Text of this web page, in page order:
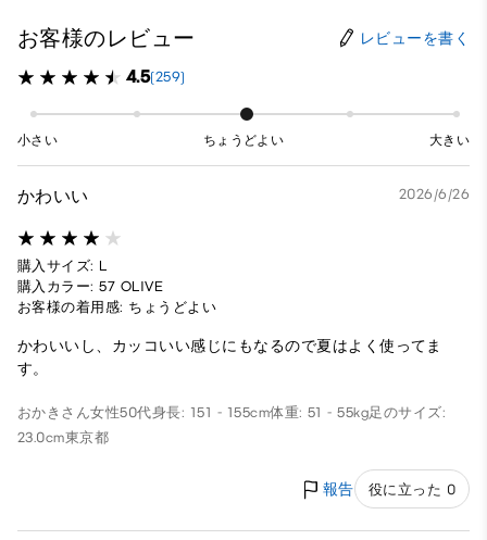
お客様のレビュー レビューを書く
4.5(259)
小さい ちょうどよい 大きい
かわいい 2026/6/26
購入サイズ: L
購入カラー: 57 OLIVE
お客様の着用感: ちょうどよい
かわいいし、カッコいい感じにもなるので夏はよく使ってま
す。
おかきさん女性50代身長: 151 - 155cm体重: 51 - 55kg足のサイズ:
23.0cm東京都
報告 役に立った 0